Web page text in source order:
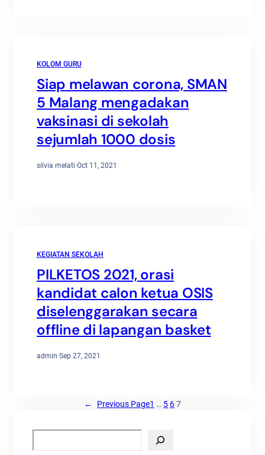
KOLOM GURU
Siap melawan corona, SMAN
5 Malang mengadakan
vaksinasi di sekolah
sejumlah 1000 dosis
silvia melati·Oct 11, 2021
KEGIATAN SEKOLAH
PILKETOS 2021, orasi
kandidat calon ketua OSIS
diselenggarakan secara
offline di lapangan basket
admin·Sep 27, 2021
← Previous Page1 … 5 67
e